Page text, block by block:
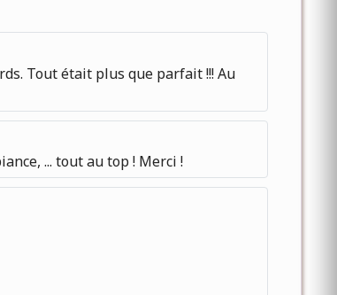
Tout était plus que parfait !!! Au
... tout au top ! Merci !